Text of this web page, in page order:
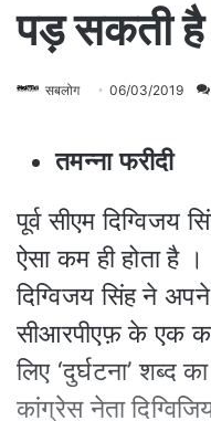
पड़ सकती है
सबलोग 06/03/2019
तमन्ना फरीदी
पूर्व सीएम दिग्विजय
ऐसा कम ही होता है ।
दिग्विजय सिंह ने
सीआरपीएफ़ के एक
लिए ‘दुर्घटना’ शब्द
कांग्रेस नेता